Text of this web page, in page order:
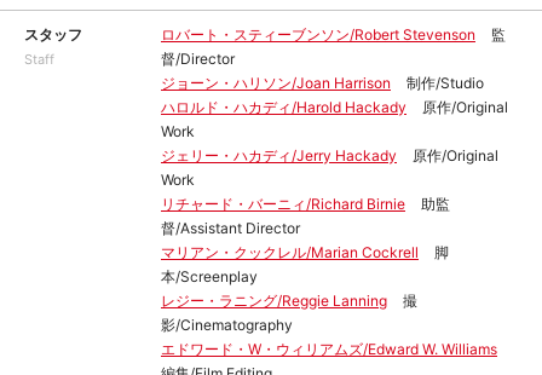
スタッフ
Staff
ロバート・スティーブンソン/Robert Stevenson
監
督/Director
ジョーン・ハリソン/Joan Harrison
制作/Studio
ハロルド・ハカディ/Harold Hackady
原作/Original
Work
ジェリー・ハカディ/Jerry Hackady
原作/Original
Work
リチャード・バーニィ/Richard Birnie
助監
督/Assistant Director
マリアン・クックレル/Marian Cockrell
脚
本/Screenplay
レジー・ラニング/Reggie Lanning
撮
影/Cinematography
エドワード・W・ウィリアムズ/Edward W. Williams